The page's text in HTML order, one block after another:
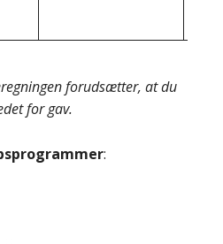
forudsætter, at du
for gav.
: